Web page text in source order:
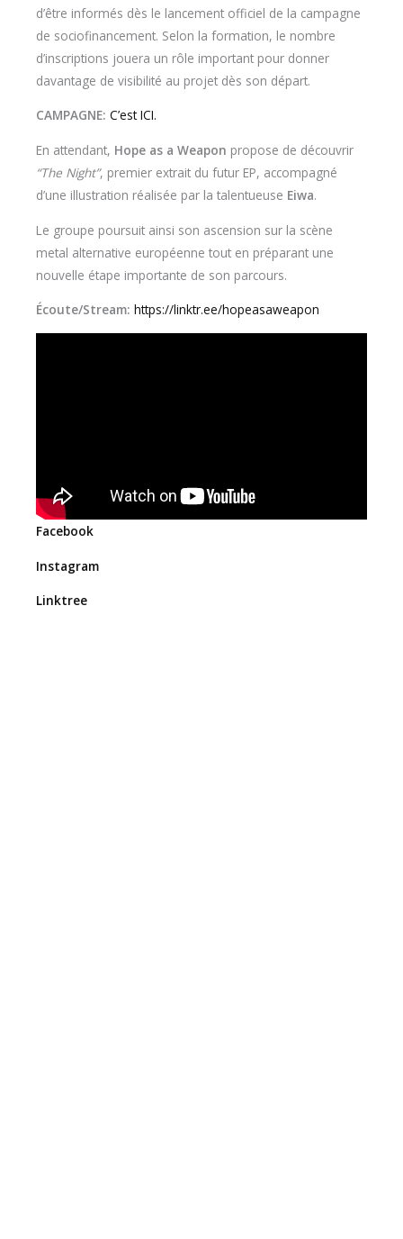
d’être informés dès le lancement officiel de la campagne
de sociofinancement. Selon la formation, le nombre
d’inscriptions jouera un rôle important pour donner
davantage de visibilité au projet dès son départ.
CAMPAGNE: C’est ICI.
En attendant, Hope as a Weapon propose de découvrir
“The Night”, premier extrait du futur EP, accompagné
d’une illustration réalisée par la talentueuse Eiwa.
Le groupe poursuit ainsi son ascension sur la scène
metal alternative européenne tout en préparant une
nouvelle étape importante de son parcours.
Écoute/Stream: https://linktr.ee/hopeasaweapon
Facebook
Instagram
Linktree